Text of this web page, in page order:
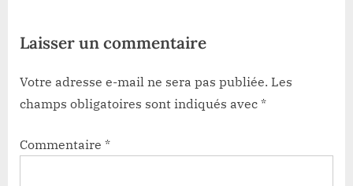
Laisser un commentaire
Votre adresse e-mail ne sera pas publiée. Les
champs obligatoires sont indiqués avec *
Commentaire *